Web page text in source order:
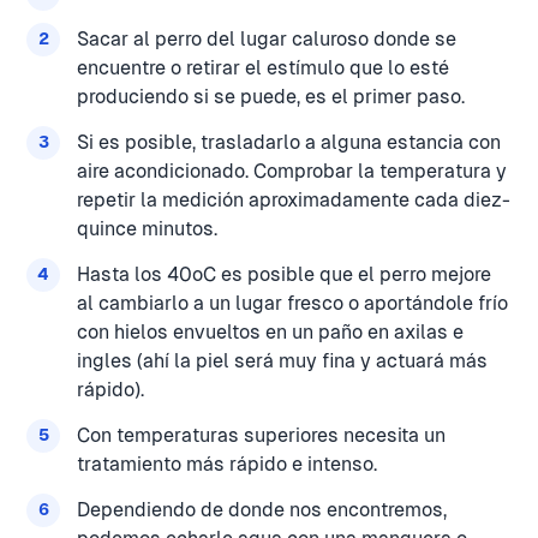
Sacar al perro del lugar caluroso donde se
encuentre o retirar el estímulo que lo esté
produciendo si se puede, es el primer paso.
Si es posible, trasladarlo a alguna estancia con
aire acondicionado. Comprobar la temperatura y
repetir la medición aproximadamente cada diez-
quince minutos.
Hasta los 40ºC es posible que el perro mejore
al cambiarlo a un lugar fresco o aportándole frío
con hielos envueltos en un paño en axilas e
ingles (ahí la piel será muy fina y actuará más
rápido).
Con temperaturas superiores necesita un
tratamiento más rápido e intenso.
Dependiendo de donde nos encontremos,